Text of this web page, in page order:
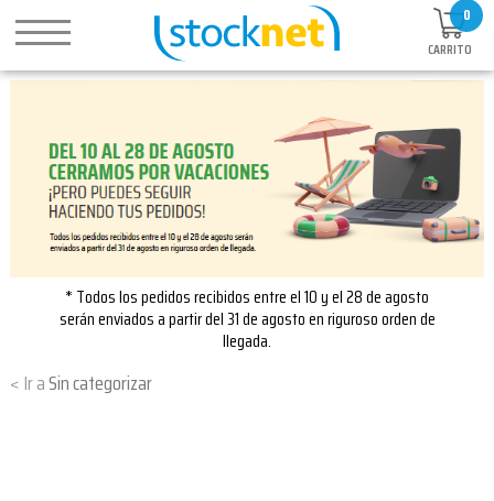
0
CARRITO
* Todos los pedidos recibidos entre el 10 y el 28 de agosto
serán enviados a partir del 31 de agosto en riguroso orden de
llegada.
Sin categorizar